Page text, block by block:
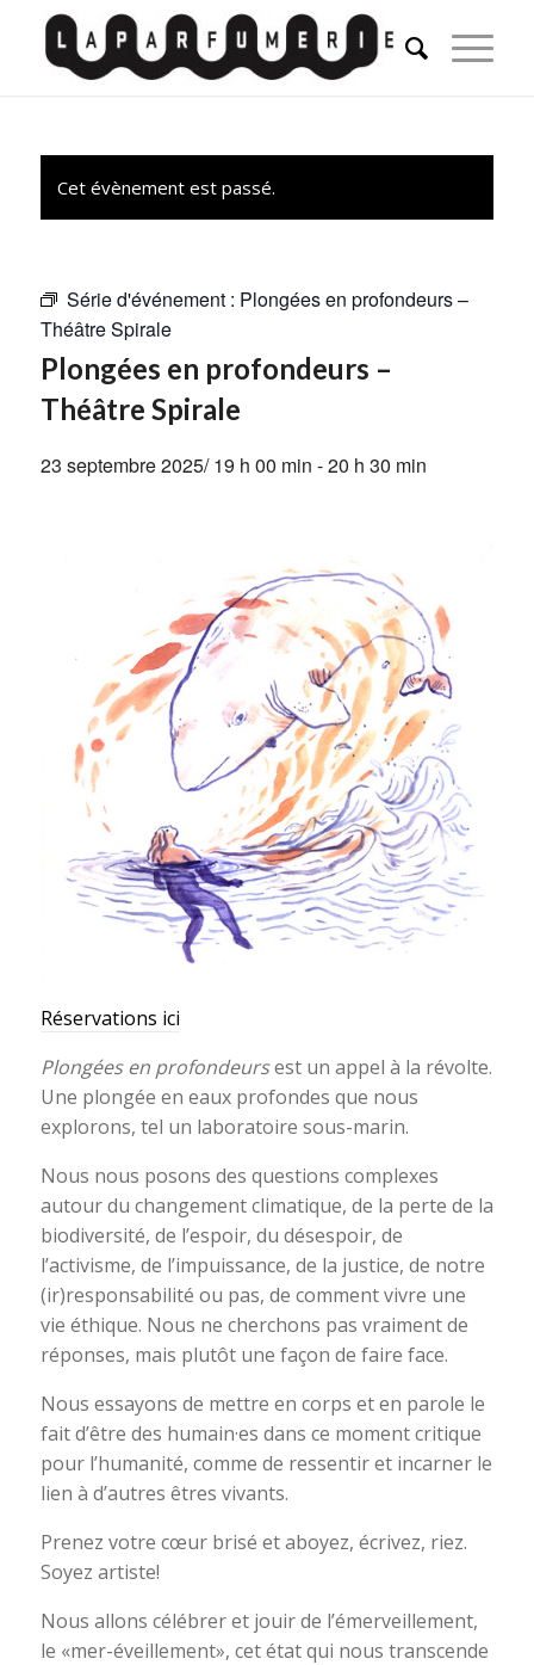
Cet évènement est passé.
Série d'événement : Plongées en profondeurs –
Théâtre Spirale
Plongées en profondeurs –
Théâtre Spirale
23 septembre 2025/ 19 h 00 min -20 h 30 min
Réservations ici
Plongées en profondeursest un appel à la révolte.
Une plongée en eaux profondes que nous
explorons, tel un laboratoire sous-marin.
Nous nous posons des questions complexes
autour du changement climatique, de la perte de la
biodiversité, de l’espoir, du désespoir, de
l’activisme, de l’impuissance, de la justice, de notre
(ir)responsabilité ou pas, de comment vivre une
vie éthique. Nous ne cherchons pas vraiment de
réponses, mais plutôt une façon de faire face.
Nous essayons de mettre en corps et en parole le
fait d’être des humain·es dans ce moment critique
pour l’humanité, comme de ressentir et incarner le
lien à d’autres êtres vivants.
Prenez votre cœur brisé et aboyez, écrivez, riez.
Soyez artiste!
Nous allons célébrer et jouir de l’émerveillement,
le «mer-éveillement», cet état qui nous transcende